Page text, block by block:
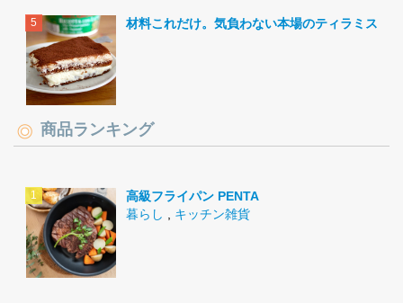
材料これだけ。気負わない本場のティラミス。
商品ランキング
高級フライパン PENTA
暮らし
キッチン雑貨